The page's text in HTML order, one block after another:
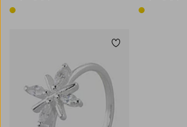
1 färg 1 färg
Lägg till i favoriter